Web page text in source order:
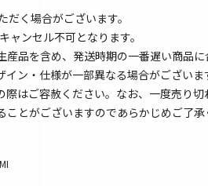
く場合がございます。
ャンセル不可となります。
品を含め、発送時期の一番遅い商品に
ン・仕様が一部異なる場合がございま
はご容赦ください。なお、一度売り
とがございますのであらかじめご了承